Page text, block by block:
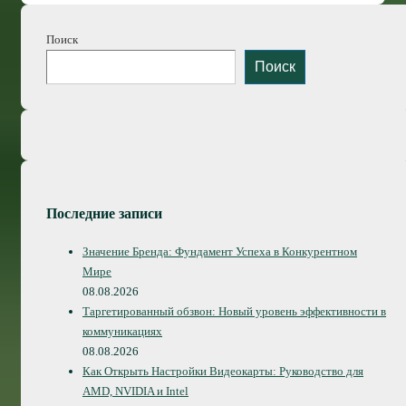
Поиск
Поиск
Последние записи
Значение Бренда: Фундамент Успеха в Конкурентном
Мире
08.08.2026
Таргетированный обзвон: Новый уровень эффективности в
коммуникациях
08.08.2026
Как Открыть Настройки Видеокарты: Руководство для
AMD, NVIDIA и Intel